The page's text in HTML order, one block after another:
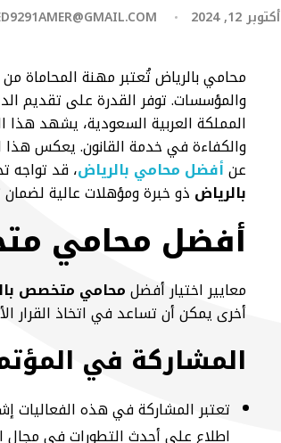
أكتوبر 12, 2024
محامي بالرياض تُعتبر مهنة المحاماة
والمؤسسات. توفر القدرة على تقديم
المملكة العربية السعودية، يشهد
والكفاءة في خدمة القانون. يعكس هذا
عنأفضل محامي بالرياض، قد تواجه
بالرياض ذو خبرة ومؤهلات عالية لضمان
أفضل محامي
معايير اختيار أفضلمحامي متخصص
أخرى يمكن أن تساعد في اتخاذ القرار
المشاركة في
تعتبر المشاركة في هذه الفعاليات
اطلاع على أحدث التطورات في مجال